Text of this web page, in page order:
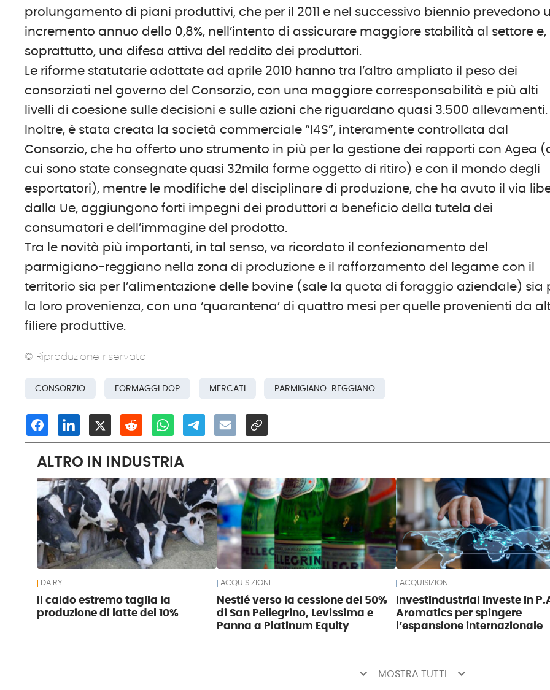
prolungamento di piani produttivi, che per il 2011 e nel successivo biennio prevedono
incremento annuo dello 0,8%, nell’intento di assicurare maggiore stabilità al settore e,
soprattutto, una difesa attiva del reddito dei produttori.
Le riforme statutarie adottate ad aprile 2010 hanno tra l’altro ampliato il peso dei
consorziati nel governo del Consorzio, con una maggiore corresponsabilità e più alti
livelli di coesione sulle decisioni e sulle azioni che riguardano quasi 3.500 allevamenti.
Inoltre, è stata creata la società commerciale “I4S”, interamente controllata dal
Consorzio, che ha offerto uno strumento in più per la gestione dei rapporti con Agea
cui sono state consegnate quasi 32mila forme oggetto di ritiro) e con il mondo degli
esportatori), mentre le modifiche del disciplinare di produzione, che ha avuto il via
dalla Ue, aggiungono forti impegni dei produttori a beneficio della tutela dei
consumatori e dell’immagine del prodotto.
Tra le novità più importanti, in tal senso, va ricordato il confezionamento del
parmigiano-reggiano nella zona di produzione e il rafforzamento del legame con il
territorio sia per l’alimentazione delle bovine (sale la quota di foraggio aziendale) sia
la loro provenienza, con una ‘quarantena’ di quattro mesi per quelle provenienti da
filiere produttive.
© Riproduzione riservata
CONSORZIO FORMAGGI DOP MERCATI PARMIGIANO-REGGIANO
ALTRO IN INDUSTRIA
DAIRY
Il caldo estremo taglia la
produzione di latte del 10%
ACQUISIZIONI
Nestlé verso la cessione del 50%
di San Pellegrino, Levissima e
Panna a Platinum Equity
ACQUISIZIONI
Investindustrial investe in
Aromatics per spingere
l’espansione internazionale
keyboard_arrow_down MOSTRA TUTTI keyboard_arrow_down